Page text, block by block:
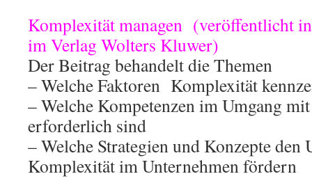
Komplexität managen (veröffentlicht
im Verlag Wolters Kluwer)
Der Beitrag behandelt die Themen
– Welche Faktoren Komplexität
– Welche Kompetenzen im Umgang
erforderlich sind
– Welche Strategien und Konzepte den
Komplexität im Unternehmen fördern